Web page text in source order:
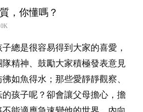
，你懂嗎？
總是很容易得到大家的喜愛，
精神、鼓勵大家積極發表意見
如魚得水；那些愛靜靜觀察、
孩子呢？卻會讓父母擔心，擔
，點做好？
越早開始越好，有人卻說一時
孩子感到混淆，到底誰是誰
說，解開語言學習的迷思～...
？
子係個「叻仔叻女」，學業別
井有條。這樣的孩子是萬中無
，不能兼得？...
愛自己，父母如何關顧自
、陪同兒女應對功課測驗，還
間，尚要處理家中雜項要
有千百個任務要做。可惜，有
，總被遺漏——關注自己的情緒
婚姻，沒捷徑
為只要跟相愛的人結婚，就自
生了孩子卻發現事情不如你所
不如我們想像的簡單，卻也不
。一起來認識婚姻的真相！...